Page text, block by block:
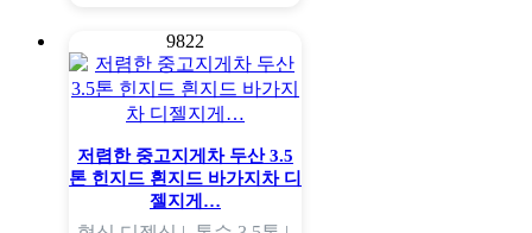
9822
저렴한 중고지게차 두산 3.5
톤 힌지드 흰지드 바가지차 디
젤지게…